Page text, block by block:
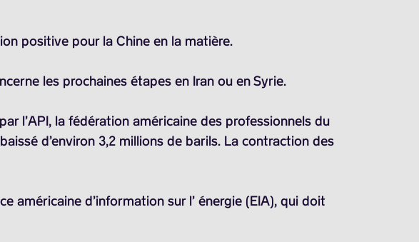
positive pour la Chine en la matière.
les prochaines étapes en Iran ou en Syrie.
l’API, la fédération américaine des professionnels du
d’environ 3,2 millions de barils. La contraction des
américaine d’information sur l’ énergie (EIA), qui doit